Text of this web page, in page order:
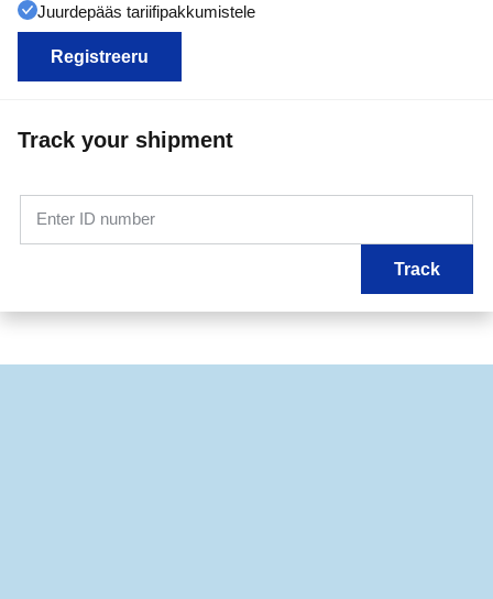
Juurdepääs tariifipakkumistele
Registreeru
Track your shipment
Enter ID number
Track